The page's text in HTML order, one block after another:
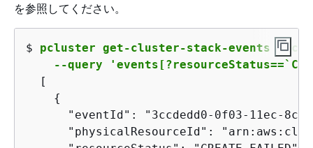
を参照してください。
$ pcluster get-cluster-stack-events --
--query
[
{
"eventId": "3ccdedd0-0f03-11ec-
"physicalResourceId":